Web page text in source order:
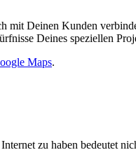
Deinen Kunden
Deines speziellen
Maps.
zu haben bedeutet